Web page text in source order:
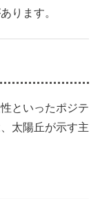
ります。
といったポジテ
太陽丘が示す主